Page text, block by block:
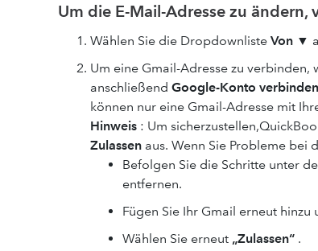
Um die E-Mail-Adresse zu ändern,
Wählen Sie die Dropdownliste Von ▼
Um eine Gmail-Adresse zu verbinden,
anschließend Google-Konto verbinden
können nur eine Gmail-Adresse mit
Hinweis : Um
Zulassen aus. Wenn Sie Probleme bei
Befolgen Sie die Schritte unter
entfernen.
Fügen Sie Ihr Gmail erneut
Wählen Sie erneut „Zulassen“ .